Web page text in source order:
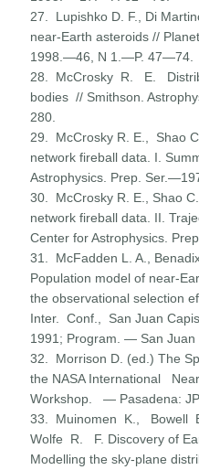
27. Lupishko D. F., Di
near-Earth asteroids //
1998.—46, N 1.—P. 47—74.
28. McCrosky R. E.
bodies // Smithson.
280.
29. McCrosky R. E., Shao
network fireball data. I.
Astrophysics. Prep.
30. McCrosky R. E., Shao
network fireball data. II.
Center for Astrophysics.
31. McFadden L. A.,
Population model of near-
the observational selection
Inter. Conf., San Juan
1991; Program. — San Juan
32. Morrison D. (ed.) The
the NASA International
Workshop. — Pasadena:
33. Muinomen K., Bowell
Wolfe R. F. Discovery of
Modelling the sky-plane